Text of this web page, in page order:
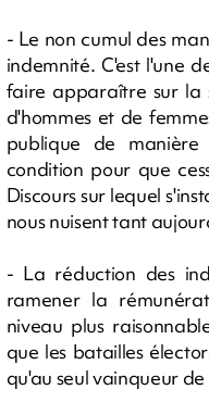
- Le non cumul des
indemnité. C'est l'une
faire apparaître sur la
d'hommes et de
publique de manière
condition pour que
Discours sur lequel
nous nuisent tant
- La réduction des
ramener la
niveau plus
que les batailles
qu'au seul vainqueur